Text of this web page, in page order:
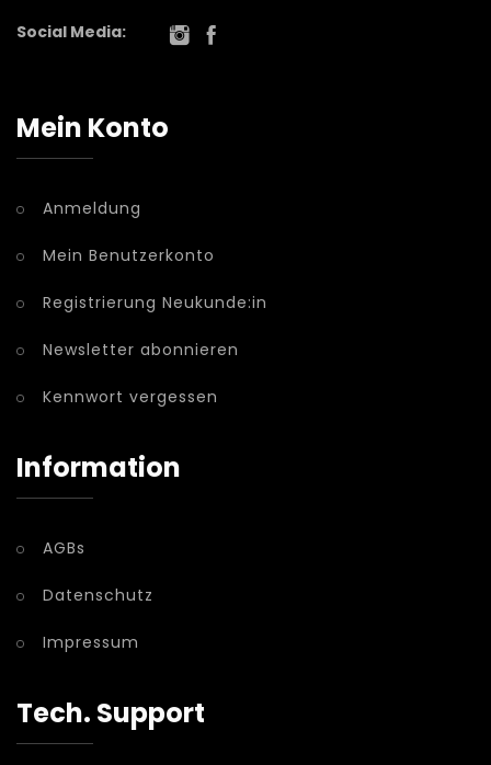
Social Media:
Mein Konto
Anmeldung
Mein Benutzerkonto
Registrierung Neukunde:in
Newsletter abonnieren
Kennwort vergessen
Information
AGBs
Datenschutz
Impressum
Tech. Support